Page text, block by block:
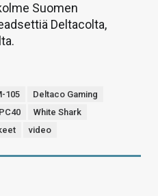
Suomen
Deltacolta,
105
Deltaco Gaming
White Shark
video